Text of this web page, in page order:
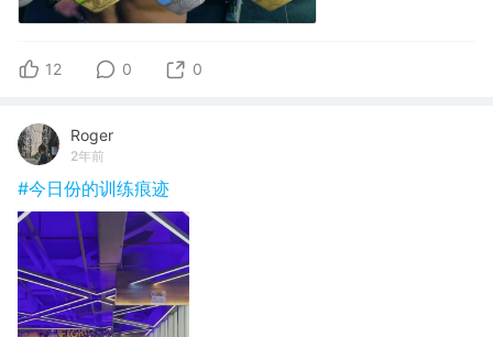
12 0 0
Roger
2年前
#今日份的训练痕迹